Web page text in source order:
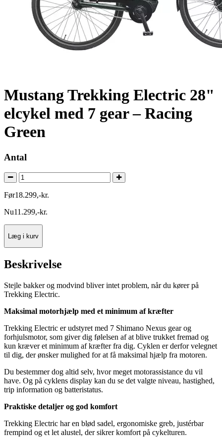
Mustang Trekking Electric 28"
elcykel med 7 gear – Racing
Green
Antal
Før18.299,-kr.
Nu11.299,-kr.
Læg i kurv
Beskrivelse
Stejle bakker og modvind bliver intet problem, når du kører på
Trekking Electric.
Maksimal motorhjælp med et minimum af kræfter
Trekking Electric er udstyret med 7 Shimano Nexus gear og
forhjulsmotor, som giver dig følelsen af at blive trukket fremad og
kun kræver et minimum af kræfter fra dig. Cyklen er derfor velegnet
til dig, der ønsker mulighed for at få maksimal hjælp fra motoren.
Du bestemmer dog altid selv, hvor meget motorassistance du vil
have. Og på cyklens display kan du se det valgte niveau, hastighed,
trip information og batteristatus.
Praktiske detaljer og god komfort
Trekking Electric har en blød sadel, ergonomiske greb, justérbar
frempind og et let alustel, der sikrer komfort på cykelturen.